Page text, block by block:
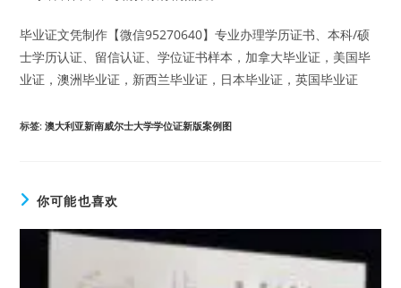
毕业证文凭制作【微信95270640】专业办理学历证书、本科/硕
士学历认证、留信认证、学位证书样本，加拿大毕业证，美国毕
业证，澳洲毕业证，新西兰毕业证，日本毕业证，英国毕业证
标签:澳大利亚新南威尔士大学学位证新版案例图
你可能也喜欢